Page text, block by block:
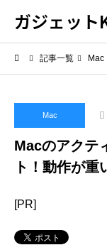
ガジェット
記事一覧 Mac
Mac
Macのアクテ
ト！動作が重
[PR]